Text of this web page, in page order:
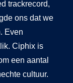
trackrecord,
ons dat we
Even
Ciphix is
een aantal
cultuur.